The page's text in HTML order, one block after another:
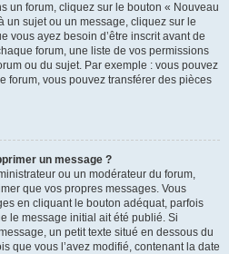
un forum, cliquez sur le bouton « Nouveau
un sujet ou un message, cliquez sur le
vous ayez besoin d’être inscrit avant de
forum, une liste de vos permissions
ou du sujet. Par exemple : vous pouvez
forum, vous pouvez transférer des pièces
un message ?
ou un modérateur du forum,
que vos propres messages. Vous
en cliquant le bouton adéquat, parfois
le message initial ait été publié. Si
un petit texte situé en dessous du
que vous l’avez modifié, contenant la date